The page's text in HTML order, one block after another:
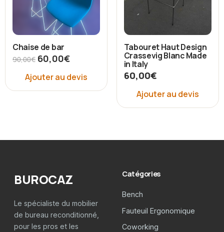
Chaise de bar
90,00€ 60,00€
Ajouter au devis
Tabouret Haut Design
Crassevig Blanc Made
in Italy
60,00€
Ajouter au devis
BUROCAZ
Le spécialiste du mobilier
de bureau reconditionné,
pour les pros et les
Catégories
Bench
Fauteuil Ergonomique
Coworking